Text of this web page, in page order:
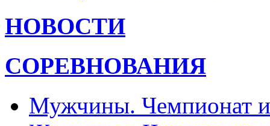
НОВОСТИ
СОРЕВНОВАНИЯ
Мужчины. Чемпионат и